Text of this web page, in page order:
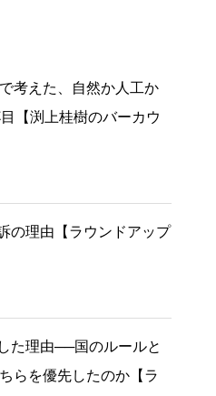
考えた、自然か人工か
【渕上桂樹のバーカウ
の理由【ラウンドアップ
た理由──国のルールと
らを優先したのか【ラ